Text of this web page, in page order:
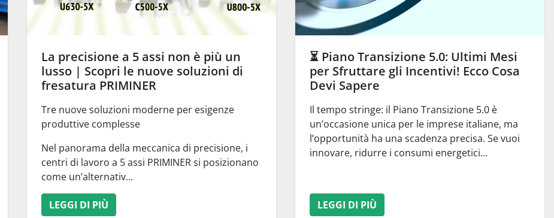
La precisione a 5 assi non è più un
lusso | Scopri le nuove soluzioni di
fresatura PRIMINER
Tre nuove soluzioni moderne per esigenze
produttive complesse
Nel panorama della meccanica di precisione, i
centri di lavoro a 5 assi PRIMINER si posizionano
come un’alternativ...
LEGGI DI PIÙ
⏳ Piano Transizione 5.0: Ultimi Mesi
per Sfruttare gli Incentivi! Ecco Cosa
Devi Sapere
Il tempo stringe: il Piano Transizione 5.0 è
un’occasione unica per le imprese italiane, ma
l’opportunità ha una scadenza precisa. Se vuoi
innovare, ridurre i consumi energetici...
LEGGI DI PIÙ